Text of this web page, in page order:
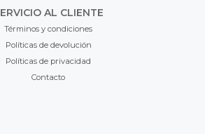
AL CLIENTE
Términos y condiciones
Políticas de devolución
Políticas de privacidad
Contacto